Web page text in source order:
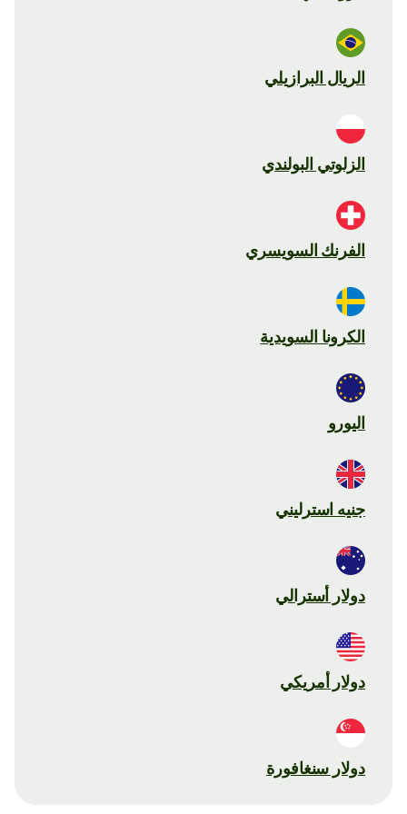
الريال البرازيلي
الزلوتي البولندي
الفرنك السويسري
الكرونا السويدية
اليورو
جنيه استرليني
دولار أسترالي
دولار أمريكي
دولار سنغافورة